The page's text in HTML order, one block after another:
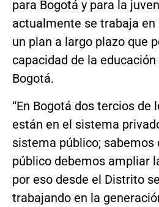
para Bogotá y para la
actualmente se trabaja
un plan a largo plazo que
capacidad de la
Bogotá.
“En Bogotá dos tercios de
están en el sistema
sistema público; sabemos
público debemos ampliar
por eso desde el Distrito
trabajando en la